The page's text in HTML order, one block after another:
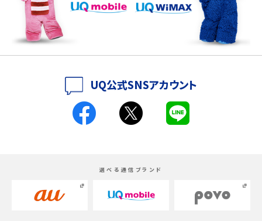
iPhone 16シリーズのモデルを比較！価格・サイズ・カメラ性能の違いを徹底解説
iPhone 16とiPhone 15の違いは？カメラ・スペック・機能を徹底比較
スマホが高い理由は？購入費用を抑える方法や端末を選ぶ時の注意点を解説！
高校生にスマホ制限は必要？所持率やメリット・デメリットを詳しく紹介
スマホのネット通信速度が遅い原因は？すぐできる対処法や見直すポイントを解
UQ公式SNSアカウント
選べる通信ブランド